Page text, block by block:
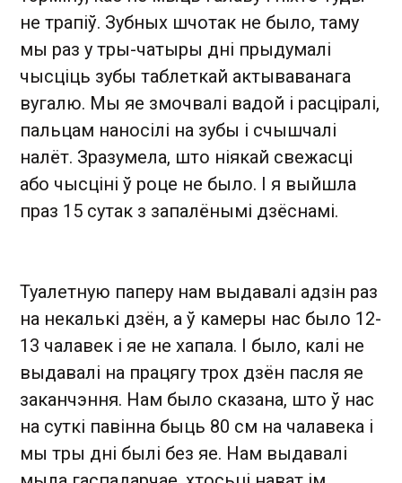
не трапіў. Зубных шчотак не было, таму
мы раз у тры-чатыры дні прыдумалі
чысціць зубы таблеткай актываванага
вугалю. Мы яе змочвалі вадой і расціралі,
пальцам наносілі на зубы і счышчалі
налёт. Зразумела, што ніякай свежасці
або чысціні ў роце не было. І я выйшла
праз 15 сутак з запалёнымі дзёснамі.
Туалетную паперу нам выдавалі адзін раз
на некалькі дзён, а ў камеры нас было 12-
13 чалавек і яе не хапала. І было, калі не
выдавалі на працягу трох дзён пасля яе
заканчэння. Нам было сказана, што ў нас
на суткі павінна быць 80 см на чалавека і
мы тры дні былі без яе. Нам выдавалі